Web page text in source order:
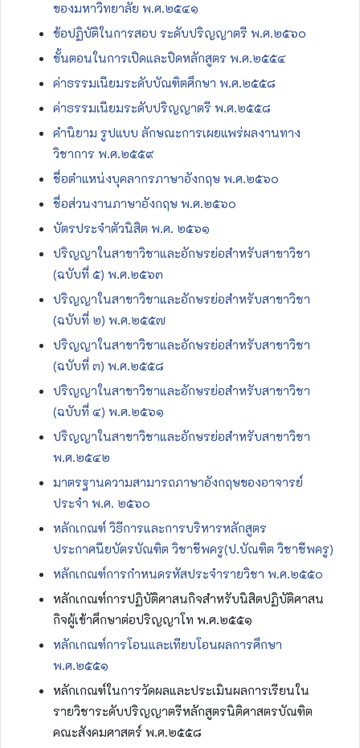
ของมหาวิทยาลัย พ.ศ.๒๕๔๑
ข้อปฏิบัติในการสอบ ระดับปริญญาตรี พ.ศ.๒๕๖๐
ขั้นตอนในการเปิดและปิดหลักสูตร พ.ศ.๒๕๕๔
ค่าธรรมเนียมระดับบัณฑิตศึกษา พ.ศ.๒๕๕๘
ค่าธรรมเนียมระดับปริญญาตรี พ.ศ.๒๕๕๘
คำนิยาม รูปแบบ ลักษณะการเผยแพร่ผลงานทาง
วิชาการ พ.ศ.๒๕๕๙
ชื่อตำแหน่งบุคลากรภาษาอังกฤษ พ.ศ.๒๕๖๐
ชื่อส่วนงานภาษาอังกฤษ พ.ศ.๒๕๖๐
บัตรประจำตัวนิสิต พ.ศ. ๒๕๖๑
ปริญญาในสาขาวิชาและอักษรย่อสำหรับสาขาวิชา
(ฉบับที่ ๕) พ.ศ.๒๕๖๓
ปริญญาในสาขาวิชาและอักษรย่อสำหรับสาขาวิชา
(ฉบับที่ ๒) พ.ศ.๒๕๕๗
ปริญญาในสาขาวิชาและอักษรย่อสำหรับสาขาวิชา
(ฉบับที่ ๓) พ.ศ.๒๕๕๘
ปริญญาในสาขาวิชาและอักษรย่อสำหรับสาขาวิชา
(ฉบับที่ ๔) พ.ศ.๒๕๖๑
ปริญญาในสาขาวิชาและอักษรย่อสำหรับสาขาวิชา
พ.ศ.๒๕๔๒
มาตรฐานความสามารถภาษาอังกฤษของอาจารย์
ประจำ พ.ศ. ๒๕๖๐
หลักเกณฑ์ วิธีการและการบริหารหลักสูตร
ประกาศนียบัตรบัณฑิต วิชาชีพครู(ป.บัณฑิต วิชาชีพครู)
หลักเกณฑ์การกำหนดรหัสประจำรายวิชา พ.ศ.๒๕๕๐
หลักเกณฑ์การปฏิบัติศาสนกิจสำหรับนิสิตปฏิบัติศาสน
กิจผู้เข้าศึกษาต่อปริญญาโท พ.ศ.๒๕๕๑
หลักเกณฑ์การโอนและเทียบโอนผลการศึกษา
พ.ศ.๒๕๕๑
หลักเกณฑ์ในการวัดผลและประเมินผลการเรียนใน
รายวิชาระดับปริญญาตรีหลักสูตรนิติศาสตรบัณฑิต
คณะสังคมศาสตร์ พ.ศ.๒๕๕๘